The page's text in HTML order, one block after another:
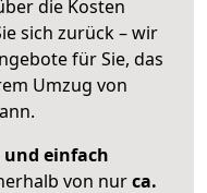
die Kosten
sich zurück – wir
für Sie, das
Umzug von
und einfach
von nurca.